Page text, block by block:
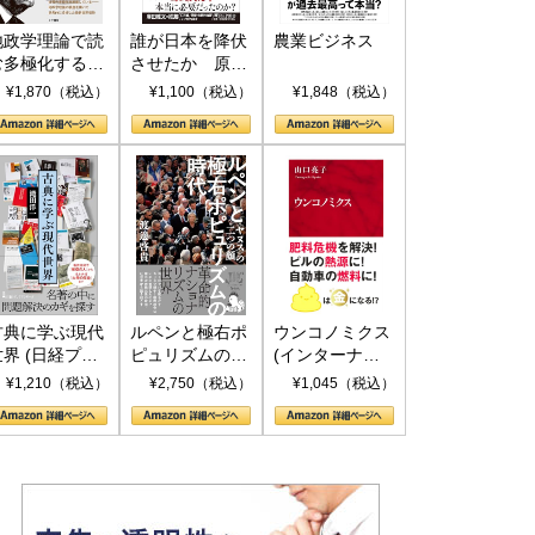
政学理論で読
多極化する世
トランプと
¥1,870（税込）
誰が日本を降伏
させたか 原爆
投下、ソ連参
(PHP新書)
¥1,100（税込）
農業ビジネス
¥1,848（税込）
典に学ぶ現代
界 (日経プレ
アシリーズ)
¥1,210（税込）
ルペンと極右ポ
ピュリズムの時
代：〈ヤヌス〉
¥2,750（税込）
ウンコノミクス
(インターナシ
ョナル新書)
¥1,045（税込）